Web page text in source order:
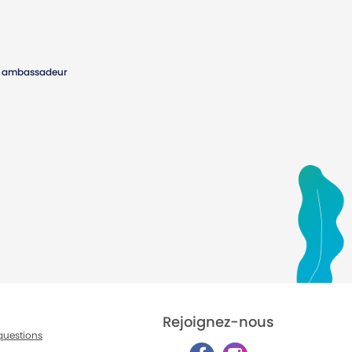
ambassadeur
Rejoignez-nous